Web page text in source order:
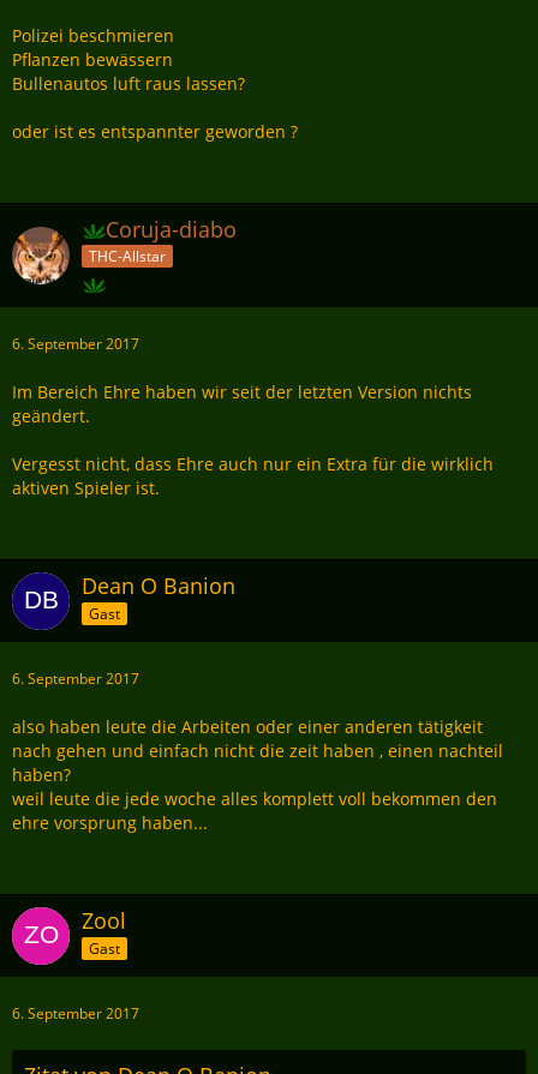
Polizei beschmieren
Pflanzen bewässern
Bullenautos luft raus lassen?
oder ist es entspannter geworden ?
Coruja-diabo
THC-Allstar
6. September 2017
Im Bereich Ehre haben wir seit der letzten Version nichts
geändert.
Vergesst nicht, dass Ehre auch nur ein Extra für die wirklich
aktiven Spieler ist.
Dean O Banion
Gast
6. September 2017
also haben leute die Arbeiten oder einer anderen tätigkeit
nach gehen und einfach nicht die zeit haben , einen nachteil
haben?
weil leute die jede woche alles komplett voll bekommen den
ehre vorsprung haben...
Zool
Gast
6. September 2017